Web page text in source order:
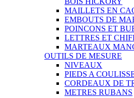
MAILLETS EN
EMBOUTS DE
POINCONS ET
LETTRES ET
MARTEAUX
OUTILS DE MESURE
NIVEAUX
PIEDS A
CORDEAUX DE
METRES RUBANS